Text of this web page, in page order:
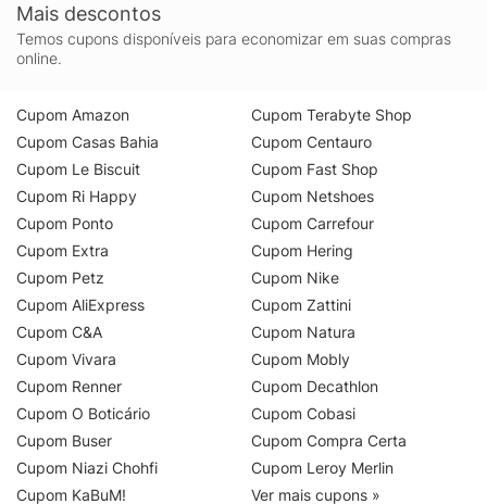
Mais descontos
Temos cupons disponíveis para economizar em suas compras
online.
Cupom Amazon
Cupom Casas Bahia
Cupom Le Biscuit
Cupom Ri Happy
Cupom Ponto
Cupom Extra
Cupom Petz
Cupom AliExpress
Cupom C&A
Cupom Vivara
Cupom Renner
Cupom O Boticário
Cupom Buser
Cupom Niazi Chohfi
Cupom KaBuM!
Cupom Terabyte Shop
Cupom Centauro
Cupom Fast Shop
Cupom Netshoes
Cupom Carrefour
Cupom Hering
Cupom Nike
Cupom Zattini
Cupom Natura
Cupom Mobly
Cupom Decathlon
Cupom Cobasi
Cupom Compra Certa
Cupom Leroy Merlin
Ver mais cupons »